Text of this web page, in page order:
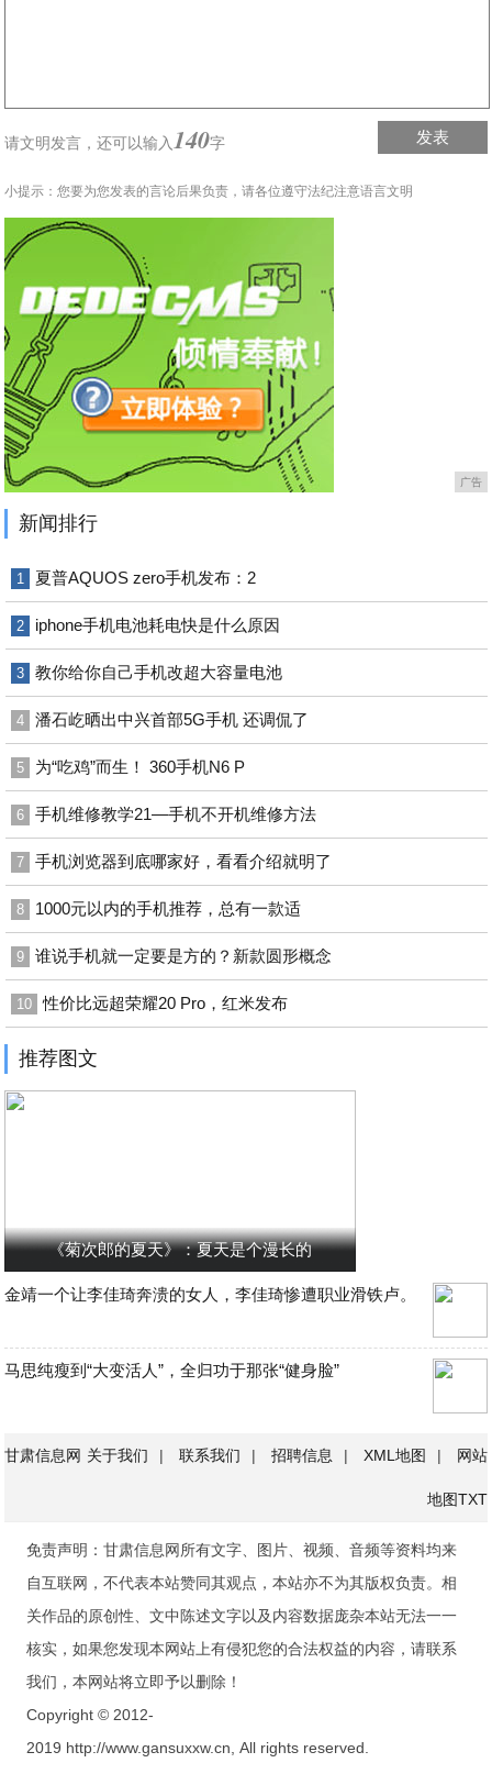
请文明发言，还可以输入 140字 发表
小提示：您要为您发表的言论后果负责，请各位遵守法纪注意语言文明
广告
新闻排行
1 夏普AQUOS zero手机发布：2
2 iphone手机电池耗电快是什么原因
3 教你给你自己手机改超大容量电池
4 潘石屹晒出中兴首部5G手机 还调侃了
5 为“吃鸡”而生！ 360手机N6 P
6 手机维修教学21—手机不开机维修方法
7 手机浏览器到底哪家好，看看介绍就明了
8 1000元以内的手机推荐，总有一款适
9 谁说手机就一定要是方的？新款圆形概念
10 性价比远超荣耀20 Pro，红米发布
推荐图文
《菊次郎的夏天》：夏天是个漫长的
金靖一个让李佳琦奔溃的女人，李佳琦惨遭职业滑铁卢。
马思纯瘦到“大变活人”，全归功于那张“健身脸”
甘肃信息网 关于我们 | 联系我们 | 招聘信息 | XML地图 | 网站
地图TXT
免责声明：甘肃信息网所有文字、图片、视频、音频等资料均来
自互联网，不代表本站赞同其观点，本站亦不为其版权负责。相
关作品的原创性、文中陈述文字以及内容数据庞杂本站无法一一
核实，如果您发现本网站上有侵犯您的合法权益的内容，请联系
我们，本网站将立即予以删除！
Copyright © 2012-
2019 http://www.gansuxxw.cn, All rights reserved.